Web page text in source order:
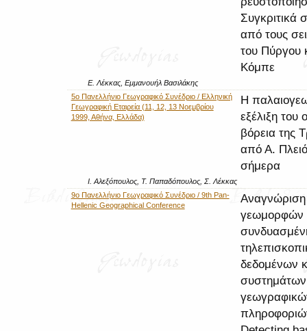
Συγκριτικά
από τους
του Πύργου
Κόμπε
Ε. Λέκκας, Εμμανουήλ Βασιλάκης
5o Πανελλήνιο Γεωγραφικό Συνέδριο / Ελληνική
Γεωγραφική Εταιρεία (11, 12, 13 Νοεμβρίου
1999, Αθήνα, Ελλάδα)
Η
εξέλιξη του
βόρεια της
από Α.
σήμερα
Ι. Αλεξόπουλος, Τ. Παπαδόπουλος, Σ. Λέκκας
9ο Πανελλήνιο Γεωγραφικό Συνέδριο / 9th Pan-
Hellenic Geographical Conference
Αναγνώριση
γεωμορφών
δεδομένων